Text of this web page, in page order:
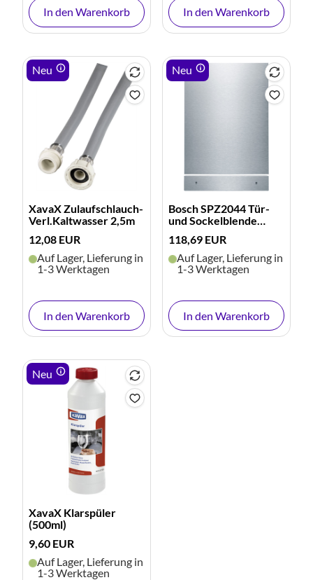
In den Warenkorb In den Warenkorb
XavaX Zulaufschlauch-
Verl.Kaltwasser 2,5m
12,08 EUR
Auf Lager, Lieferung in
1-3 Werktagen
In den Warenkorb
Neu
Bosch SPZ2044 Tür-
und Sockelblende
118,69 EUR
Auf Lager, Lieferung in
1-3 Werktagen
In den Warenkorb
Neu
XavaX Klarspüler
(500ml)
9,60 EUR
Auf Lager, Lieferung in
1-3 Werktagen
Neu